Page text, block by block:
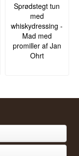
Sprødstegt tun
med
whiskydressing -
Mad med
promiller af Jan
Ohrt